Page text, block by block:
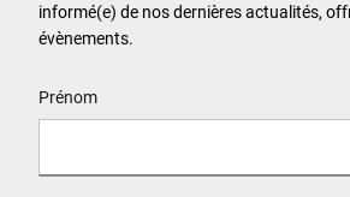
informé(e) de nos dernières actualités,
évènements.
Prénom